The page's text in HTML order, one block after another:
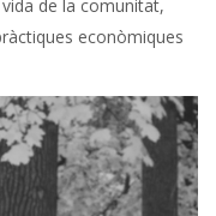
de la comunitat,
econòmiques